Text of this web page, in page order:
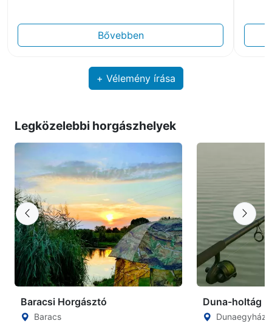
Bővebben
+ Vélemény írása
Legközelebbi horgászhelyek
Baracsi Horgásztó
Baracs
Duna-holtág
Dunaegyháza